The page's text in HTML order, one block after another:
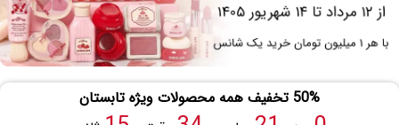
50% تخفیف همه محصولات ویژه تابستان